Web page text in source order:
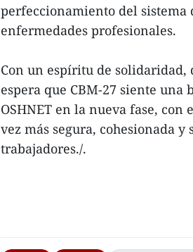
perfeccionamiento del sistema
enfermedades profesionales.
Con un espíritu de
espera que CBM-27 siente una
OSHNET en la nueva fase,
vez más segura, cohesionada
trabajadores./.